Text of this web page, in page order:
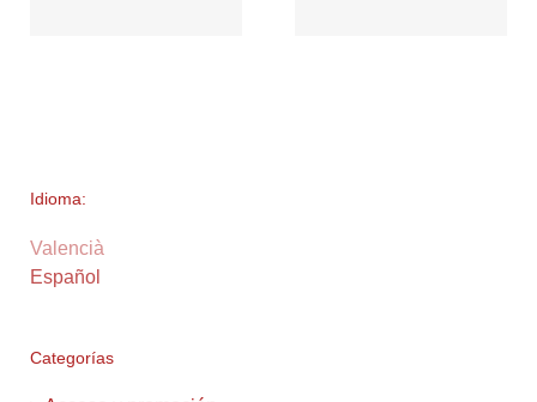
Idioma:
Valencià
Español
Categorías